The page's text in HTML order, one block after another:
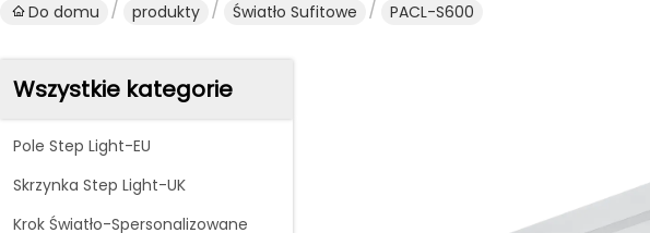
Do domu produkty Światło Sufitowe PACL-S600
Wszystkie kategorie
Pole Step Light-EU
Skrzynka Step Light-UK
Krok Światło-Spersonalizowane